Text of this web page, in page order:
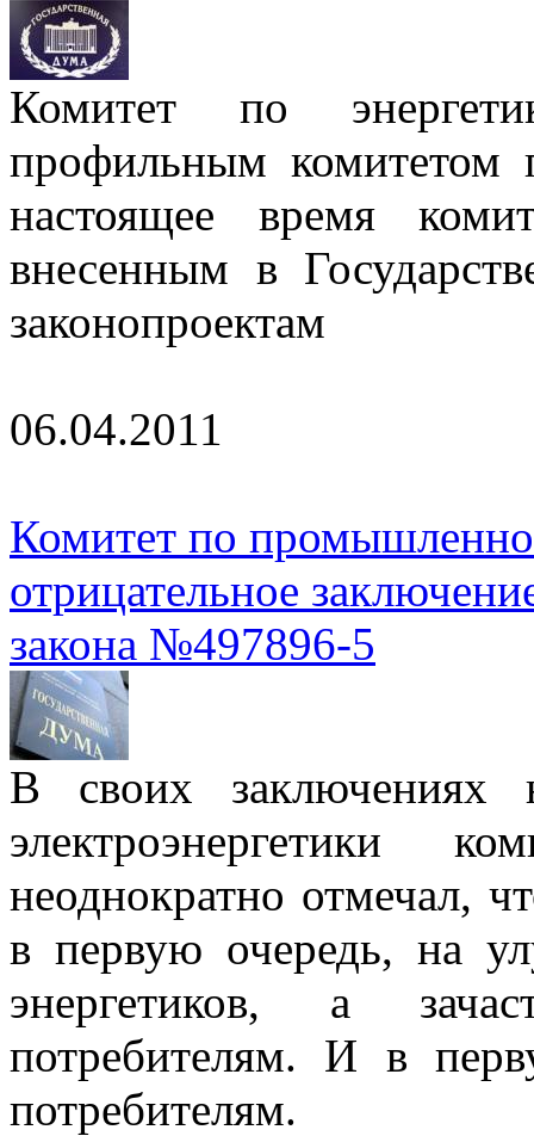
Комитет по
профильным комитетом
настоящее время
внесенным в
законопроектам
06.04.2011
Комитет по
отрицательное
закона №497896-5
В своих заключениях
электроэнергетики
неоднократно отмечал,
в первую очередь, на
энергетиков, а
потребителям. И в
потребителям.